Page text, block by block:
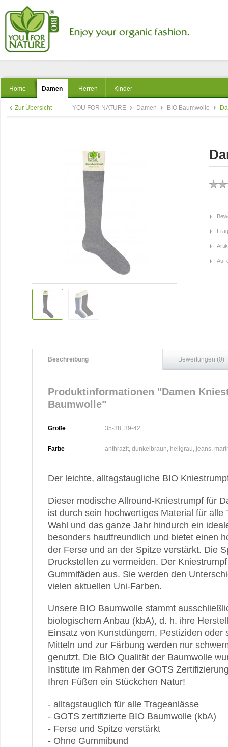
Home Damen Herren Kinder
Zur Übersicht YOU FOR NATURE Damen BIO Baumwolle
Auf
Beschreibung Bewertungen (0)
Produktinformationen "Damen
Baumwolle"
Größe 35-38, 39-42
Farbe anthrazit, dunkelbraun, hellgrau, jeans,
Der leichte, alltagstaugliche BIO
Dieser modische Allround-Kniestrumpf für
ist durch sein hochwertiges Material für alle
Wahl und das ganze Jahr hindurch ein
besonders hautfreundlich und bietet einen
der Ferse und an der Spitze verstärkt. Die
Druckstellen zu vermeiden. Der
Gummifäden aus. Sie werden den
vielen aktuellen Uni-Farben.
Unsere BIO Baumwolle stammt
biologischem Anbau (kbA), d. h. ihre
Einsatz von Kunstdüngern, Pestiziden oder
Mitteln und zur Färbung werden nur
genutzt. Die BIO Qualität der Baumwolle
Institute im Rahmen der GOTS
Ihren Füßen ein Stückchen Natur!
- alltagstauglich für alle Trageanlässe
- GOTS zertifizierte BIO Baumwolle (kbA)
- Ferse und Spitze verstärkt
- Ohne Gummibund